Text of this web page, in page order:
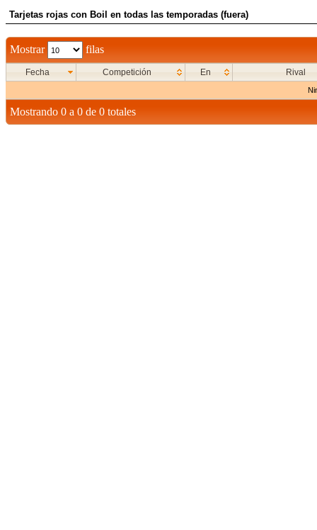
Tarjetas rojas con Boil en todas las temporadas (fuera)
Mostrar filas
Fecha Competición En Rival
Mostrando 0 a 0 de 0 totales